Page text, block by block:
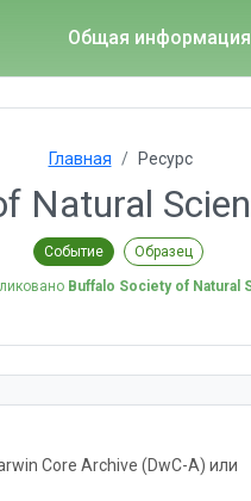
Общая информация
Главная Ресурс
Natural
Событие Образец
Buffalo Society of Natural
Core Archive (DwC-A) или